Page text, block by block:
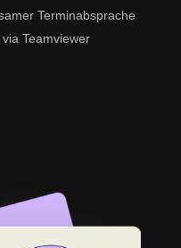
Terminabsprache
Teamviewer